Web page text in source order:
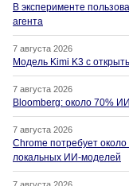
В эксперименте
агента
7 августа 2026
Модель Kimi K3 с
7 августа 2026
Bloomberg: около 70%
7 августа 2026
Chrome потребует около
локальных ИИ-моделей